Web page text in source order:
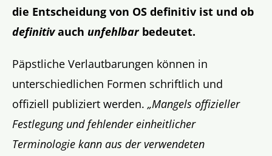
die Entscheidung von OS definitiv ist und ob
definitivauch unfehlbarbedeutet.
Päpstliche Verlautbarungen können in
unterschiedlichen Formen schriftlich und
offiziell publiziert werden. „Mangels offizieller
Festlegung und fehlender einheitlicher
Terminologie kann aus der verwendeten